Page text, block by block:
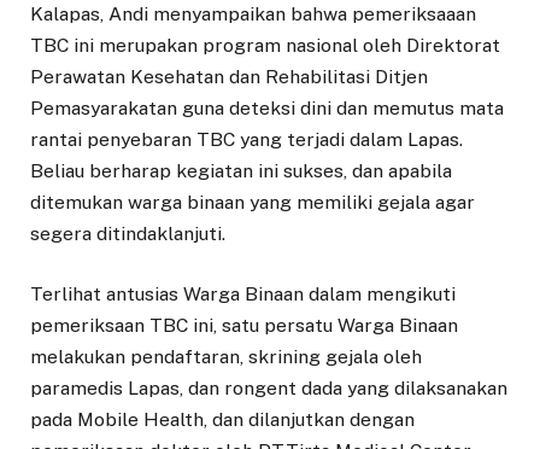
Kalapas, Andi menyampaikan bahwa pemeriksaaan
TBC ini merupakan program nasional oleh Direktorat
Perawatan Kesehatan dan Rehabilitasi Ditjen
Pemasyarakatan guna deteksi dini dan memutus mata
rantai penyebaran TBC yang terjadi dalam Lapas.
Beliau berharap kegiatan ini sukses, dan apabila
ditemukan warga binaan yang memiliki gejala agar
segera ditindaklanjuti.
Terlihat antusias Warga Binaan dalam mengikuti
pemeriksaan TBC ini, satu persatu Warga Binaan
melakukan pendaftaran, skrining gejala oleh
paramedis Lapas, dan rongent dada yang dilaksanakan
pada Mobile Health, dan dilanjutkan dengan